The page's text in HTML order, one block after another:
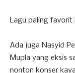
Lagu paling favorit
Ada juga Nasyid
Mupla yang eksis
nonton konser